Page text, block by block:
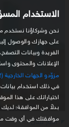
أخبار لبنان
الاستخدام
نحن وشركاؤنا نستخدم
الفريدة وبيانات
الإعلانات والمحتوى
مزوّدو الجهات الخارجية (2)
في ذلك استخدام
اختياراتك على هذا
بدلاً من الموافقة؛
موافقتك في أي وقت